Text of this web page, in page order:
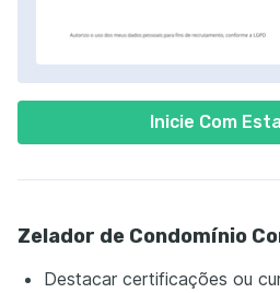
Inicie Com
Zelador de Condomínio
Destacar certificações ou